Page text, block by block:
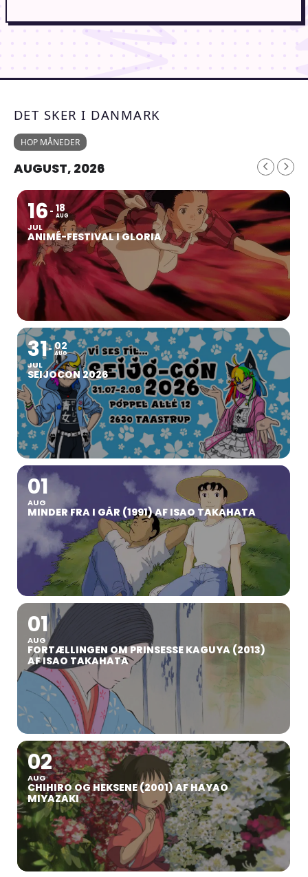
DET SKER I DANMARK
HOP MÅNEDER
AUGUST, 2026
16
JUL
18
AUG
ANIMÉ-FESTIVAL I GLORIA
31
JUL
02
AUG
SEIJOCON 2026
01
AUG
MINDER FRA I GÅR (1991) AF ISAO TAKAHATA
01
AUG
FORTÆLLINGEN OM PRINSESSE KAGUYA (2013)
AF ISAO TAKAHATA
02
AUG
CHIHIRO OG HEKSENE (2001) AF HAYAO
MIYAZAKI